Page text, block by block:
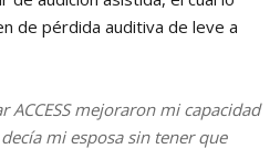
de pérdida auditiva de leve a
ACCESS mejoraron mi capacidad
mi esposa sin tener que